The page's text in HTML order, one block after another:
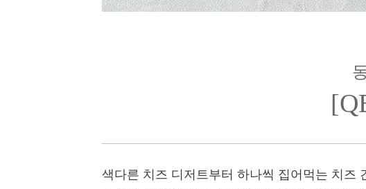
색다른 치즈 디저트부터 하나씩 집어먹는 치즈